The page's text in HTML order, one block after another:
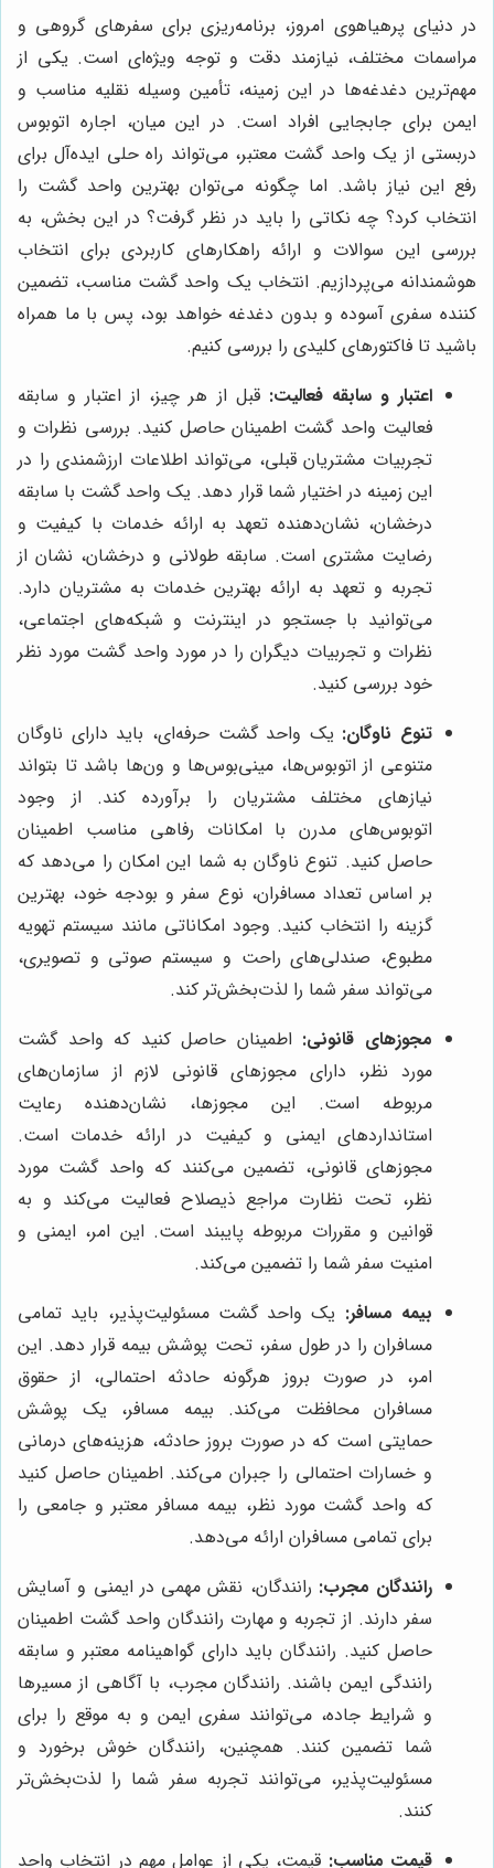
در دنیای پرهیاهوی امروز، برنامه‌ریزی برای سفرهای گروهی و
مراسمات مختلف، نیازمند دقت و توجه ویژه‌ای است. یکی از
مهم‌ترین دغدغه‌ها در این زمینه، تأمین وسیله نقلیه مناسب و
ایمن برای جابجایی افراد است. در این میان، اجاره اتوبوس
دربستی از یک واحد گشت معتبر، می‌تواند راه حلی ایده‌آل برای
رفع این نیاز باشد. اما چگونه می‌توان بهترین واحد گشت را
انتخاب کرد؟ چه نکاتی را باید در نظر گرفت؟ در این بخش، به
بررسی این سوالات و ارائه راهکارهای کاربردی برای انتخاب
هوشمندانه می‌پردازیم. انتخاب یک واحد گشت مناسب، تضمین
کننده سفری آسوده و بدون دغدغه خواهد بود، پس با ما همراه
باشید تا فاکتورهای کلیدی را بررسی کنیم.
اعتبار و سابقه فعالیت: قبل از هر چیز، از اعتبار و سابقه
فعالیت واحد گشت اطمینان حاصل کنید. بررسی نظرات و
تجربیات مشتریان قبلی، می‌تواند اطلاعات ارزشمندی را در
این زمینه در اختیار شما قرار دهد. یک واحد گشت با سابقه
درخشان، نشان‌دهنده تعهد به ارائه خدمات با کیفیت و
رضایت مشتری است. سابقه طولانی و درخشان، نشان از
تجربه و تعهد به ارائه بهترین خدمات به مشتریان دارد.
می‌توانید با جستجو در اینترنت و شبکه‌های اجتماعی،
نظرات و تجربیات دیگران را در مورد واحد گشت مورد نظر
خود بررسی کنید.
تنوع ناوگان: یک واحد گشت حرفه‌ای، باید دارای ناوگان
متنوعی از اتوبوس‌ها، مینی‌بوس‌ها و ون‌ها باشد تا بتواند
نیازهای مختلف مشتریان را برآورده کند. از وجود
اتوبوس‌های مدرن با امکانات رفاهی مناسب اطمینان
حاصل کنید. تنوع ناوگان به شما این امکان را می‌دهد که
بر اساس تعداد مسافران، نوع سفر و بودجه خود، بهترین
گزینه را انتخاب کنید. وجود امکاناتی مانند سیستم تهویه
مطبوع، صندلی‌های راحت و سیستم صوتی و تصویری،
می‌تواند سفر شما را لذت‌بخش‌تر کند.
مجوزهای قانونی: اطمینان حاصل کنید که واحد گشت
مورد نظر، دارای مجوزهای قانونی لازم از سازمان‌های
مربوطه است. این مجوزها، نشان‌دهنده رعایت
استانداردهای ایمنی و کیفیت در ارائه خدمات است.
مجوزهای قانونی، تضمین می‌کنند که واحد گشت مورد
نظر، تحت نظارت مراجع ذیصلاح فعالیت می‌کند و به
قوانین و مقررات مربوطه پایبند است. این امر، ایمنی و
امنیت سفر شما را تضمین می‌کند.
بیمه مسافر: یک واحد گشت مسئولیت‌پذیر، باید تمامی
مسافران را در طول سفر، تحت پوشش بیمه قرار دهد. این
امر، در صورت بروز هرگونه حادثه احتمالی، از حقوق
مسافران محافظت می‌کند. بیمه مسافر، یک پوشش
حمایتی است که در صورت بروز حادثه، هزینه‌های درمانی
و خسارات احتمالی را جبران می‌کند. اطمینان حاصل کنید
که واحد گشت مورد نظر، بیمه مسافر معتبر و جامعی را
برای تمامی مسافران ارائه می‌دهد.
رانندگان مجرب: رانندگان، نقش مهمی در ایمنی و آسایش
سفر دارند. از تجربه و مهارت رانندگان واحد گشت اطمینان
حاصل کنید. رانندگان باید دارای گواهینامه معتبر و سابقه
رانندگی ایمن باشند. رانندگان مجرب، با آگاهی از مسیرها
و شرایط جاده، می‌توانند سفری ایمن و به موقع را برای
شما تضمین کنند. همچنین، رانندگان خوش برخورد و
مسئولیت‌پذیر، می‌توانند تجربه سفر شما را لذت‌بخش‌تر
کنند.
قیمت مناسب: قیمت، یکی از عوامل مهم در انتخاب واحد